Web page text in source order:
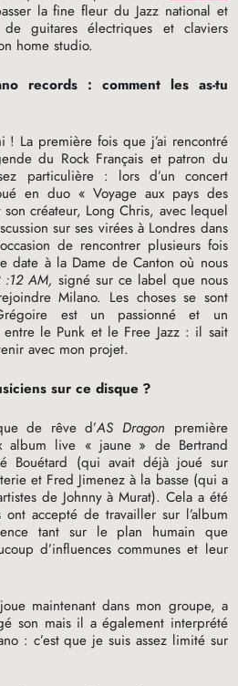
la fine fleur du Jazz national et
guitares électriques et claviers
home studio.
records : comment les as-tu
! La première fois que j’ai rencontré
du Rock Français et patron du
particulière : lors d’un concert
en duo « Voyage aux pays des
son créateur, Long Chris, avec lequel
sur ses virées à Londres dans
de rencontrer plusieurs fois
date à la Dame de Canton où nous
:12AM, signé sur ce label que nous
Milano. Les choses se sont
est un passionné et un
le Punk et le Free Jazz : il sait
avec mon projet.
sur ce disque ?
de rêve d’ASDragon première
album live « jaune » de Bertrand
Bouétard (qui avait déjà joué sur
et Fred Jimenez à la basse (qui a
de Johnny à Murat). Cela a été
accepté de travailler sur l’album
tant sur le plan humain que
d’influences communes et leur
maintenant dans mon groupe, a
son mais il a également interprété
: c’est que je suis assez limité sur